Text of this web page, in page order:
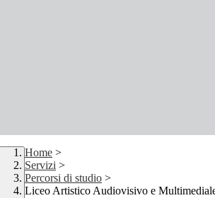
Home >
Servizi >
Percorsi di studio >
Liceo Artistico Audiovisivo e